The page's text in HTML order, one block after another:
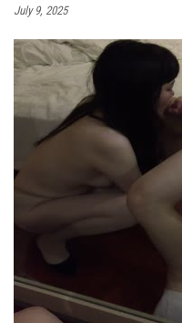
July 9, 2025